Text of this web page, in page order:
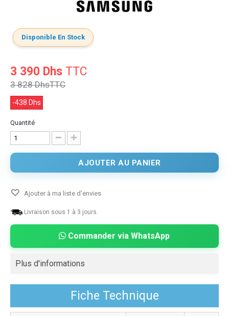
Disponible En Stock
3 390 Dhs TTC
3 828 DhsTTC
-438 Dhs
Quantité
AJOUTER AU PANIER
Ajouter à ma liste d'envies
Livraison sous 1 à 3 jours.
Commander via WhatsApp
Plus d'informations
Fiche Technique